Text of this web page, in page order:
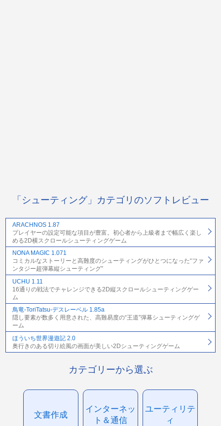
「シューティング」カテゴリのソフトレビュー
ARACHNOS 1.87
プレイヤーの設定可能な項目が豊富。初心者から上級者まで幅広く楽し
める2D横スクロールシューティングゲーム
NONA MAGIC 1.071
コミカルなストーリーと高難度のシューティングがひとつになった“ファ
ンタジー超弾幕縦シューティング”
UCHU 1.11
16通りの戦法でチャレンジできる2D縦スクロールシューティングゲー
ム
鳥竜-ToriTatsu-デスレーベル 1.85a
隠し要素が数多く用意された、高難易度の“王道”弾幕シューティングゲ
ーム
ほういち世界漫遊記 2.0
奥行きのある切り絵風の画面が美しい2Dシューティングゲーム
カテゴリーから選ぶ
文書作成
インターネッ
ト＆通信
ユーティリテ
ィ